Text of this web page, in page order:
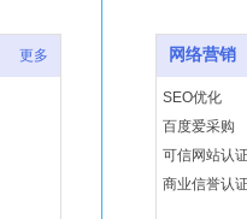
网络营销
SEO优化
百度爱采购
可信网站认
商业信誉认
更多